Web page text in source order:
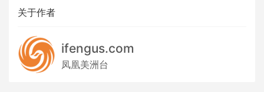
关于作者
ifengus.com
凤凰美洲台